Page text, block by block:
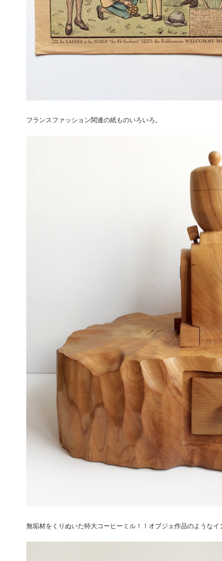
フランスファッション関連の紙ものいろいろ。
無垢材をくりぬいた特大コーヒーミル！！オブジェ作品のような